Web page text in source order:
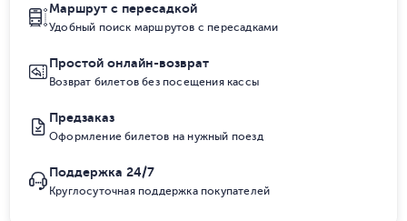
Маршрут с пересадкой
Удобный поиск маршрутов с пересадками
Простой онлайн-возврат
Возврат билетов без посещения кассы
Предзаказ
Оформление билетов на нужный поезд
Поддержка 24/7
Круглосуточная поддержка покупателей